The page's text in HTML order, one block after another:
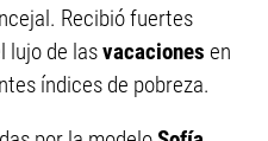
Recibió fuertes
lujo de lasvacaciones en
índices de pobreza.